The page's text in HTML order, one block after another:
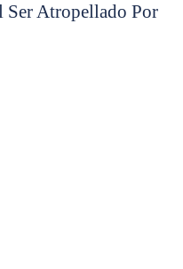
Ser Atropellado Por